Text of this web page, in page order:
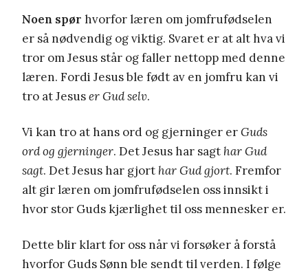
Noen spør hvorfor læren om jomfrufødselen
er så nødvendig og viktig. Svaret er at alt hva vi
tror om Jesus står og faller nettopp med denne
læren. Fordi Jesus ble født av en jomfru kan vi
tro at Jesuser Gud selv.
Vi kan tro at hans ord og gjerninger erGuds
ord og gjerninger. Det Jesus har sagt har Gud
sagt. Det Jesus har gjort har Gud gjort. Fremfor
alt gir læren om jomfrufødselen oss innsikt i
hvor stor Guds kjærlighet til oss mennesker er.
Dette blir klart for oss når vi forsøker å forstå
hvorfor Guds Sønn ble sendt til verden. I følge